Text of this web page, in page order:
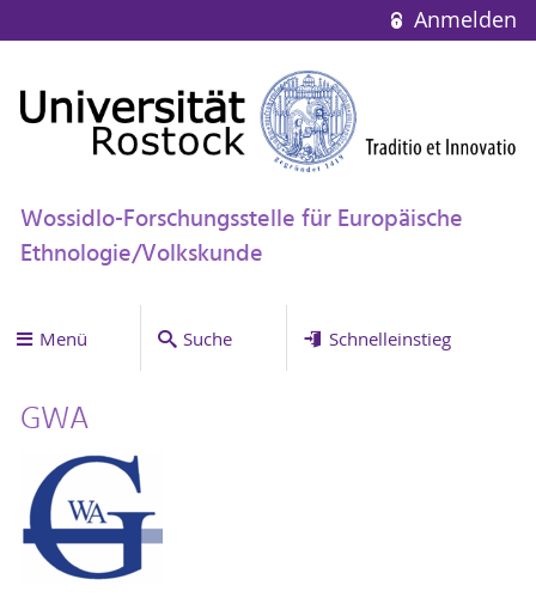
Anmelden
Wossidlo-Forschungsstelle für Europäische
Ethnologie/Volkskunde
Menü Suche Schnelleinstieg
GWA